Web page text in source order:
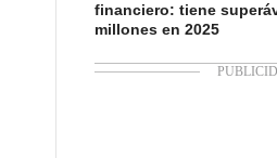
financiero: tiene
millones en 2025